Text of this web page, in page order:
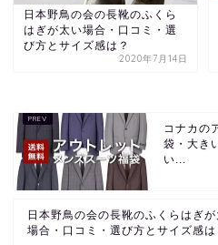
日本野鳥の会の長靴のふくら
はぎが太い場合・口コミ・選
び方とサイズ感は？
2020年7月14日
コナカの
袋・大き
い...
日本野鳥の会の長靴のふくらはぎが
場合・口コミ・選び方とサイズ感は